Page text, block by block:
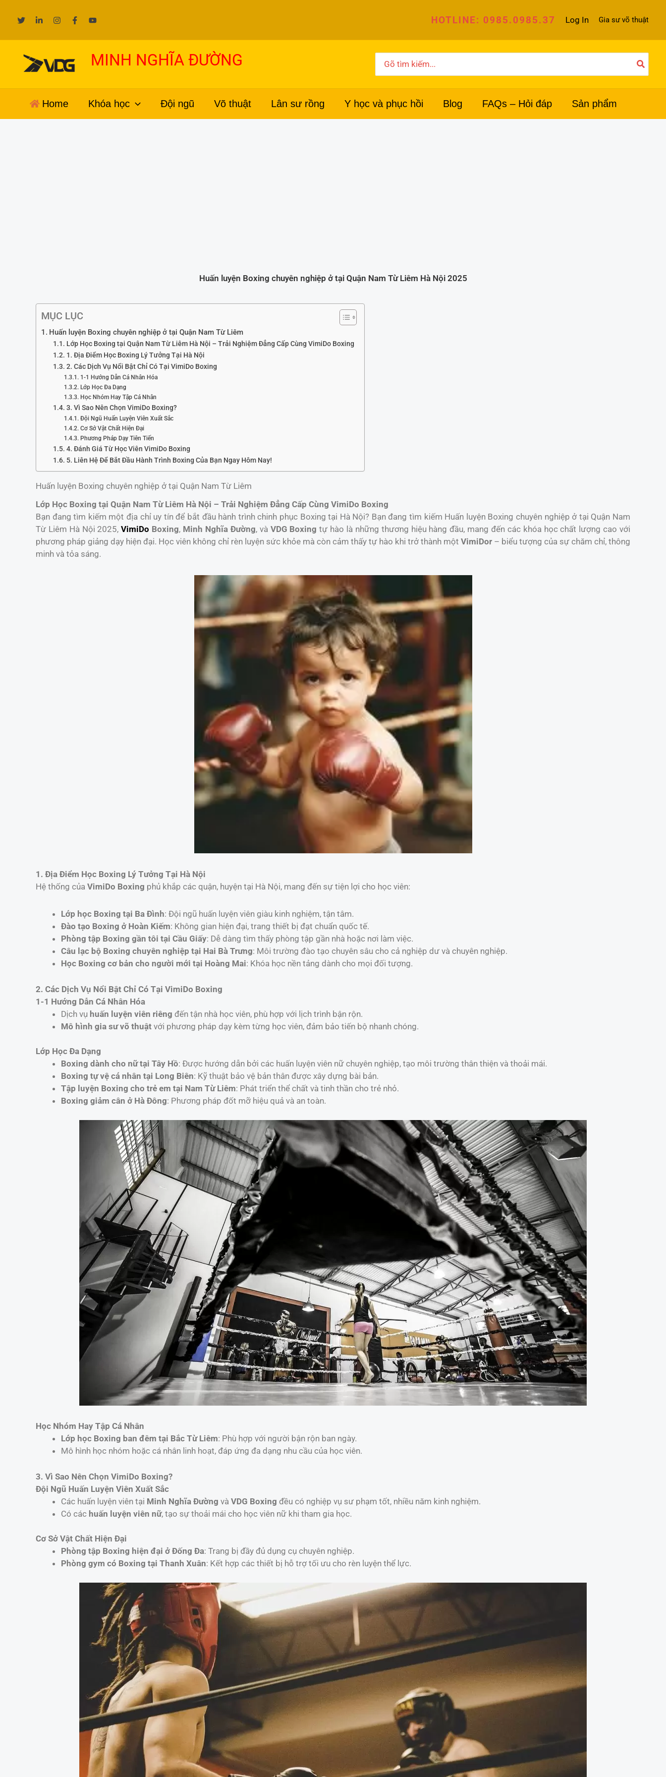
dung
HOTLINE: 0985.0985.37 Log In Gia sư võ thuật
MINH NGHĨA ĐƯỜNG
for:
Home Khóa học Đội ngũ Võ thuật Lân sư rồng Y học và phục hồi Blog FAQs – Hỏi đáp Sản phẩm
Huấn luyện Boxing chuyên nghiệp ở tại Quận Nam Từ Liêm Hà Nội 2025
MỤC LỤC
Huấn luyện Boxing chuyên nghiệp ở tại Quận Nam Từ Liêm
Lớp Học Boxing tại Quận Nam Từ Liêm Hà Nội – Trải Nghiệm Đẳng Cấp Cùng VimiDo Boxing
1. Địa Điểm Học Boxing Lý Tưởng Tại Hà Nội
2. Các Dịch Vụ Nổi Bật Chỉ Có Tại VimiDo Boxing
1-1 Hướng Dẫn Cá Nhân Hóa
Lớp Học Đa Dạng
Học Nhóm Hay Tập Cá Nhân
3. Vì Sao Nên Chọn VimiDo Boxing?
Đội Ngũ Huấn Luyện Viên Xuất Sắc
Cơ Sở Vật Chất Hiện Đại
Phương Pháp Dạy Tiên Tiến
4. Đánh Giá Từ Học Viên VimiDo Boxing
5. Liên Hệ Để Bắt Đầu Hành Trình Boxing Của Bạn Ngay Hôm Nay!
Huấn luyện Boxing chuyên nghiệp ở tại Quận Nam Từ Liêm
Lớp Học Boxing tại Quận Nam Từ Liêm Hà Nội – Trải Nghiệm Đẳng Cấp Cùng VimiDo Boxing
Bạn đang tìm kiếm một địa chỉ uy tín để bắt đầu hành trình chinh phục Boxing tại Hà Nội? Bạn đang tìm kiếm Huấn luyện Boxing chuyên nghiệp ở tại Quận Nam
Từ Liêm Hà Nội 2025,VimiDo Boxing, Minh Nghĩa Đường, và VDG Boxing tự hào là những thương hiệu hàng đầu, mang đến các khóa học chất lượng cao với
phương pháp giảng dạy hiện đại. Học viên không chỉ rèn luyện sức khỏe mà còn cảm thấy tự hào khi trở thành một VimiDor – biểu tượng của sự chăm chỉ, thông
minh và tỏa sáng.
1. Địa Điểm Học Boxing Lý Tưởng Tại Hà Nội
Hệ thống của VimiDo Boxing phủ khắp các quận, huyện tại Hà Nội, mang đến sự tiện lợi cho học viên:
Lớp học Boxing tại Ba Đình: Đội ngũ huấn luyện viên giàu kinh nghiệm, tận tâm.
Đào tạo Boxing ở Hoàn Kiếm: Không gian hiện đại, trang thiết bị đạt chuẩn quốc tế.
Phòng tập Boxing gần tôi tại Cầu Giấy: Dễ dàng tìm thấy phòng tập gần nhà hoặc nơi làm việc.
Câu lạc bộ Boxing chuyên nghiệp tại Hai Bà Trưng: Môi trường đào tạo chuyên sâu cho cả nghiệp dư và chuyên nghiệp.
Học Boxing cơ bản cho người mới tại Hoàng Mai: Khóa học nền tảng dành cho mọi đối tượng.
2. Các Dịch Vụ Nổi Bật Chỉ Có Tại VimiDo Boxing
1-1 Hướng Dẫn Cá Nhân Hóa
Dịch vụ huấn luyện viên riêng đến tận nhà học viên, phù hợp với lịch trình bận rộn.
Mô hình gia sư võ thuật với phương pháp dạy kèm từng học viên, đảm bảo tiến bộ nhanh chóng.
Lớp Học Đa Dạng
Boxing dành cho nữ tại Tây Hồ: Được hướng dẫn bởi các huấn luyện viên nữ chuyên nghiệp, tạo môi trường thân thiện và thoải mái.
Boxing tự vệ cá nhân tại Long Biên: Kỹ thuật bảo vệ bản thân được xây dựng bài bản.
Tập luyện Boxing cho trẻ em tại Nam Từ Liêm: Phát triển thể chất và tinh thần cho trẻ nhỏ.
Boxing giảm cân ở Hà Đông: Phương pháp đốt mỡ hiệu quả và an toàn.
Học Nhóm Hay Tập Cá Nhân
Lớp học Boxing ban đêm tại Bắc Từ Liêm: Phù hợp với người bận rộn ban ngày.
Mô hình học nhóm hoặc cá nhân linh hoạt, đáp ứng đa dạng nhu cầu của học viên.
3. Vì Sao Nên Chọn VimiDo Boxing?
Đội Ngũ Huấn Luyện Viên Xuất Sắc
Các huấn luyện viên tại Minh Nghĩa Đường và VDG Boxing đều có nghiệp vụ sư phạm tốt, nhiều năm kinh nghiệm.
Có các huấn luyện viên nữ, tạo sự thoải mái cho học viên nữ khi tham gia học.
Cơ Sở Vật Chất Hiện Đại
Phòng tập Boxing hiện đại ở Đống Đa: Trang bị đầy đủ dụng cụ chuyên nghiệp.
Phòng gym có Boxing tại Thanh Xuân: Kết hợp các thiết bị hỗ trợ tối ưu cho rèn luyện thể lực.